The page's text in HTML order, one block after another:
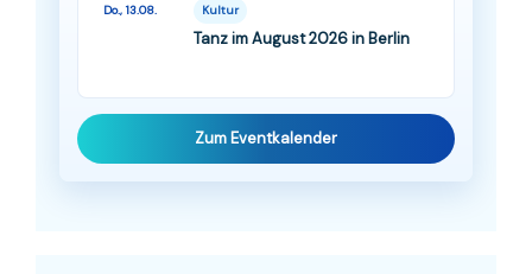
Do., 13.08. Kultur
Tanz im August 2026 in Berlin
Zum Eventkalender